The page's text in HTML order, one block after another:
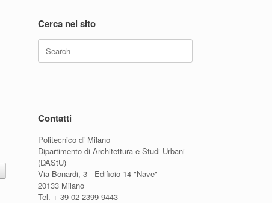
Cerca nel sito
Search
for:
Contatti
Politecnico di Milano
Dipartimento di Architettura e Studi Urbani
(DAStU)
Via Bonardi, 3 - Edificio 14 "Nave"
20133 Milano
Tel. + 39 02 2399 9443